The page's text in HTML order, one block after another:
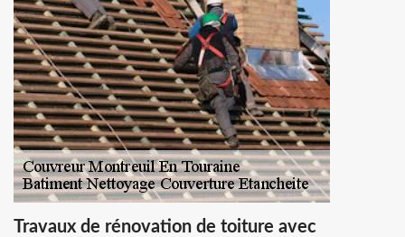
Travaux de rénovation de toiture avec